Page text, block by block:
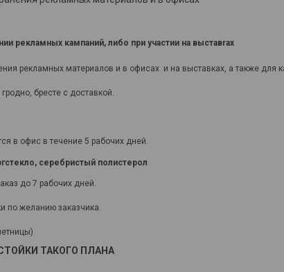
рекламных кампаний, либо при участии на выставrах
рекламных материалов и в офисах и на выставках, а также для
бресте с доставкой.
в офис в течение 5 рабочих дней.
серебристый полистерол
до 7 рабочих дней.
по желанию заказчика.
ТАКОГО ПЛАНА